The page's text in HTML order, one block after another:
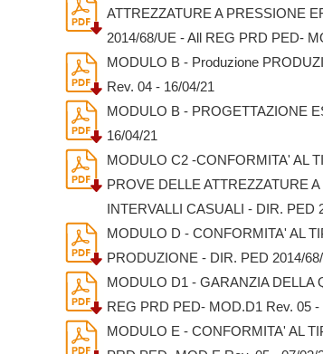
ATTREZZATURE A PRESSIONE
2014/68/UE - All REG PRD PED-
MODULO B - Produzione
Rev. 04 - 16/04/21
MODULO B - PROGETTAZIONE
16/04/21
MODULO C2 -CONFORMITA' AL
PROVE DELLE ATTREZZATURE
INTERVALLI CASUALI - DIR. PED
MODULO D - CONFORMITA' AL
PRODUZIONE - DIR. PED 2014/
MODULO D1 - GARANZIA DELLA
REG PRD PED- MOD.D1 Rev. 05 -
MODULO E - CONFORMITA' AL